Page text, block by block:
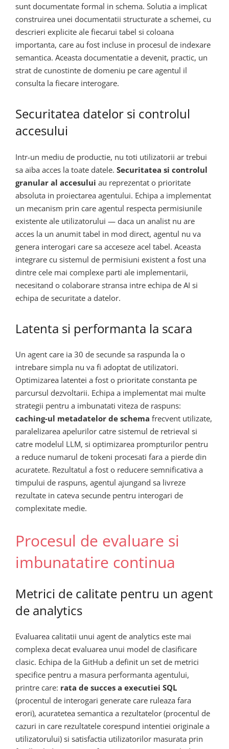
sunt documentate formal in schema. Solutia a implicat
construirea unei documentatii structurate a schemei, cu
descrieri explicite ale fiecarui tabel si coloana
importanta, care au fost incluse in procesul de indexare
semantica. Aceasta documentatie a devenit, practic, un
strat de cunostinte de domeniu pe care agentul il
consulta la fiecare interogare.
Securitatea datelor si controlul
accesului
Intr-un mediu de productie, nu toti utilizatorii ar trebui
sa aiba acces la toate datele. Securitatea si controlul
granular al accesului au reprezentat o prioritate
absoluta in proiectarea agentului. Echipa a implementat
un mecanism prin care agentul respecta permisiunile
existente ale utilizatorului — daca un analist nu are
acces la un anumit tabel in mod direct, agentul nu va
genera interogari care sa acceseze acel tabel. Aceasta
integrare cu sistemul de permisiuni existent a fost una
dintre cele mai complexe parti ale implementarii,
necesitand o colaborare stransa intre echipa de AI si
echipa de securitate a datelor.
Latenta si performanta la scara
Un agent care ia 30 de secunde sa raspunda la o
intrebare simpla nu va fi adoptat de utilizatori.
Optimizarea latentei a fost o prioritate constanta pe
parcursul dezvoltarii. Echipa a implementat mai multe
strategii pentru a imbunatati viteza de raspuns:
caching-ul metadatelor de schema frecvent utilizate,
paralelizarea apelurilor catre sistemul de retrieval si
catre modelul LLM, si optimizarea prompturilor pentru
a reduce numarul de tokeni procesati fara a pierde din
acuratete. Rezultatul a fost o reducere semnificativa a
timpului de raspuns, agentul ajungand sa livreze
rezultate in cateva secunde pentru interogari de
complexitate medie.
Procesul de evaluare si
imbunatatire continua
Metrici de calitate pentru un agent
de analytics
Evaluarea calitatii unui agent de analytics este mai
complexa decat evaluarea unui model de clasificare
clasic. Echipa de la GitHub a definit un set de metrici
specifice pentru a masura performanta agentului,
printre care: rata de succes a executiei SQL
(procentul de interogari generate care ruleaza fara
erori), acuratetea semantica a rezultatelor (procentul de
cazuri in care rezultatele corespund intentiei originale a
utilizatorului) si satisfactia utilizatorilor masurata prin